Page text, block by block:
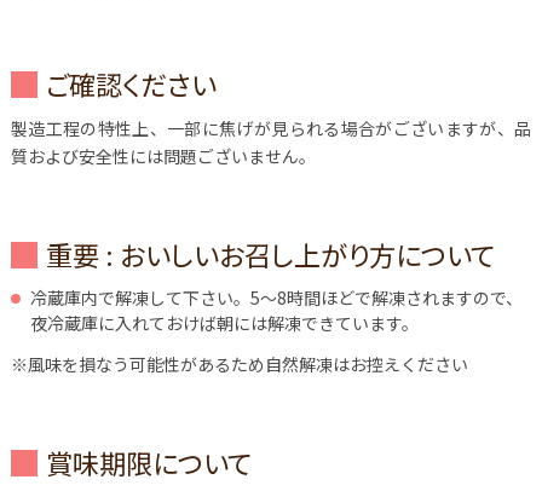
ご確認ください
製造工程の特性上、一部に焦げが見られる場合がございますが、品
質および安全性には問題ございません。
重要 : おいしいお召し上がり方について
冷蔵庫内で解凍して下さい。5～8時間ほどで解凍されますので、
夜冷蔵庫に入れておけば朝には解凍できています。
※風味を損なう可能性があるため自然解凍はお控えください
賞味期限について